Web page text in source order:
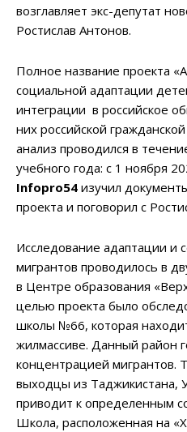
возглавляет экс-депутат
Ростислав Антонов.
Полное название проекта
социальной адаптации
интеграции в российское
них российской
анализ проводился в
учебного года: с 1 ноября
Infopro54 изучил
проекта и поговорил с
Исследование адаптации и
мигрантов проводилось в
в Центре образования
целью проекта было
школы №66, которая
жилмассиве. Данный район
концентрацией мигрантов.
выходцы из Таджикистана,
приводит к определенным
Школа, расположенная на